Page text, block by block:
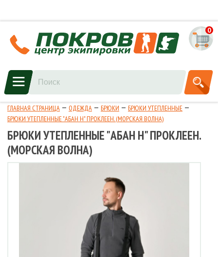
0
ГЛАВНАЯ СТРАНИЦА ОДЕЖДА БРЮКИ
БРЮКИ УТЕПЛЕННЫЕ
БРЮКИ УТЕПЛЕННЫЕ "АБАН Н" ПРОКЛЕЕН. (МОРСКАЯ ВОЛНА)
БРЮКИ УТЕПЛЕННЫЕ "АБАН Н" ПРОКЛЕЕН.
(МОРСКАЯ ВОЛНА)